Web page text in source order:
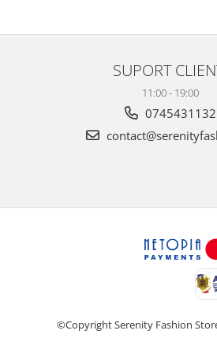
SUPORT
11:00 - 19:00
0745431132
©Copyright Serenity Fashion